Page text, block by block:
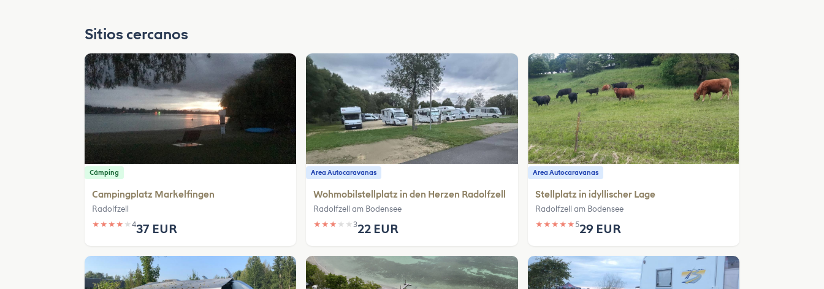
Sitios cercanos
Cámping
Campingplatz Markelfingen
Radolfzell
★ ★ ★ ★ ★ 437 EUR
Area Autocaravanas
Wohmobilstellplatz in den Herzen Radolfzell
Radolfzell am Bodensee
★ ★ ★ ★ ★322 EUR
Area Autocaravanas
Stellplatz in idyllischer Lage
Radolfzell am Bodensee
★ ★ ★ ★ ★529 EUR